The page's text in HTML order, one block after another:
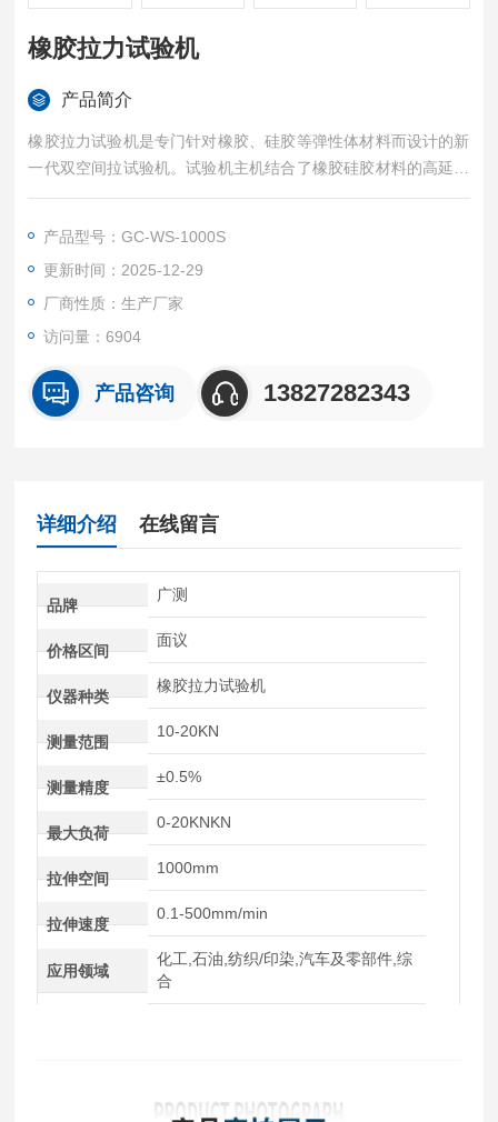
橡胶拉力试验机
产品简介
橡胶拉力试验机是专门针对橡胶、硅胶等弹性体材料而设计的新
一代双空间拉试验机。试验机主机结合了橡胶硅胶材料的高延伸
性，加高有效测量范围，外形美观，操作方便，性能稳定可靠。
减速系统减速后通过精密丝杠副带动移动横梁上升、下降，完成
试样的拉伸力，延伸率，拉伸强度，断裂变形等试验
产品型号：GC-WS-1000S
更新时间：2025-12-29
厂商性质：生产厂家
访问量：6904
产品咨询 13827282343
详细介绍 在线留言
品牌
广测
价格区间
面议
仪器种类
橡胶拉力试验机
测量范围
10-20KN
测量精度
±0.5%
最大负荷
0-20KNKN
拉伸空间
1000mm
拉伸速度
0.1-500mm/min
应用领域
化工,石油,纺织/印染,汽车及零部件,综
合